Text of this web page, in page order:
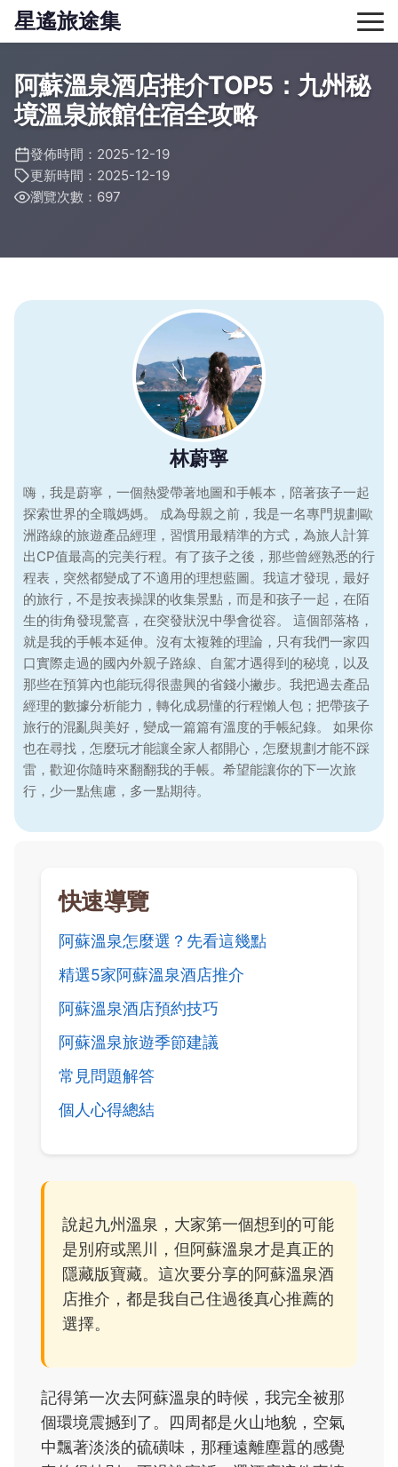
星遙旅途集
阿蘇溫泉酒店推介TOP5：九州秘
境溫泉旅館住宿全攻略
發佈時間：2025-12-19
更新時間：2025-12-19
瀏覽次數：697
林蔚寧
嗨，我是蔚寧，一個熱愛帶著地圖和手帳本，陪著孩子一起
探索世界的全職媽媽。 成為母親之前，我是一名專門規劃歐
洲路線的旅遊產品經理，習慣用最精準的方式，為旅人計算
出CP值最高的完美行程。有了孩子之後，那些曾經熟悉的行
程表，突然都變成了不適用的理想藍圖。我這才發現，最好
的旅行，不是按表操課的收集景點，而是和孩子一起，在陌
生的街角發現驚喜，在突發狀況中學會從容。 這個部落格，
就是我的手帳本延伸。沒有太複雜的理論，只有我們一家四
口實際走過的國內外親子路線、自駕才遇得到的秘境，以及
那些在預算內也能玩得很盡興的省錢小撇步。我把過去產品
經理的數據分析能力，轉化成易懂的行程懶人包；把帶孩子
旅行的混亂與美好，變成一篇篇有溫度的手帳紀錄。 如果你
也在尋找，怎麼玩才能讓全家人都開心，怎麼規劃才能不踩
雷，歡迎你隨時來翻翻我的手帳。希望能讓你的下一次旅
行，少一點焦慮，多一點期待。
快速導覽
阿蘇溫泉怎麼選？先看這幾點
精選5家阿蘇溫泉酒店推介
阿蘇溫泉酒店預約技巧
阿蘇溫泉旅遊季節建議
常見問題解答
個人心得總結
說起九州溫泉，大家第一個想到的可能
是別府或黑川，但阿蘇溫泉才是真正的
隱藏版寶藏。這次要分享的阿蘇溫泉酒
店推介，都是我自己住過後真心推薦的
選擇。
記得第一次去阿蘇溫泉的時候，我完全被那
個環境震撼到了。四周都是火山地貌，空氣
中飄著淡淡的硫磺味，那種遠離塵囂的感覺